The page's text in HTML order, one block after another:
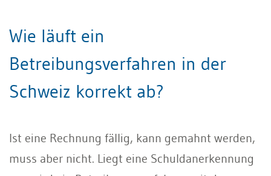
Wie läuft ein
Betreibungsverfahren in der
Schweiz korrekt ab?
Ist eine Rechnung fällig, kann gemahnt werden,
muss aber nicht. Liegt eine Schuldanerkennung